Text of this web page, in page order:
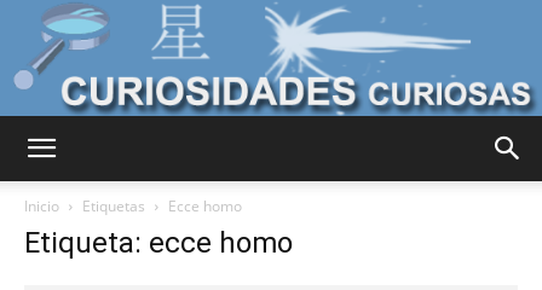
Inicio Etiquetas Ecce homo
Etiqueta: ecce homo